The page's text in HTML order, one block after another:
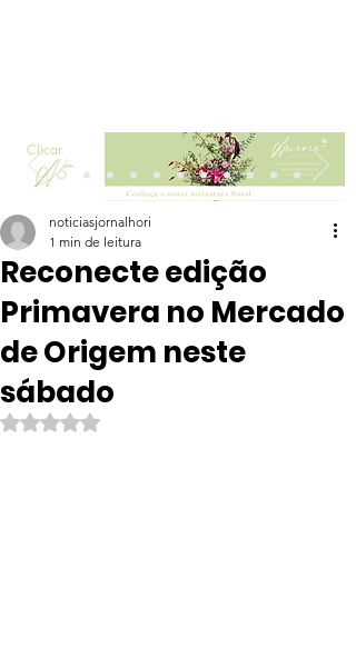
Clicar
Reconecte edição
Primavera no Mercado
de Origem neste
sábado
noticiasjornalhori
1 min de leitura
Avaliado com NaN de 5 estrelas.